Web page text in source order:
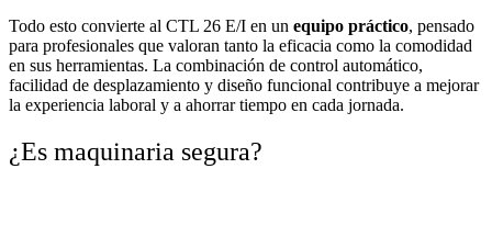
Todo esto convierte al CTL 26 E/I en un equipo práctico, pensado
para profesionales que valoran tanto la eficacia como la comodidad
en sus herramientas. La combinación de control automático,
facilidad de desplazamiento y diseño funcional contribuye a mejorar
la experiencia laboral y a ahorrar tiempo en cada jornada.
¿Es maquinaria segura?